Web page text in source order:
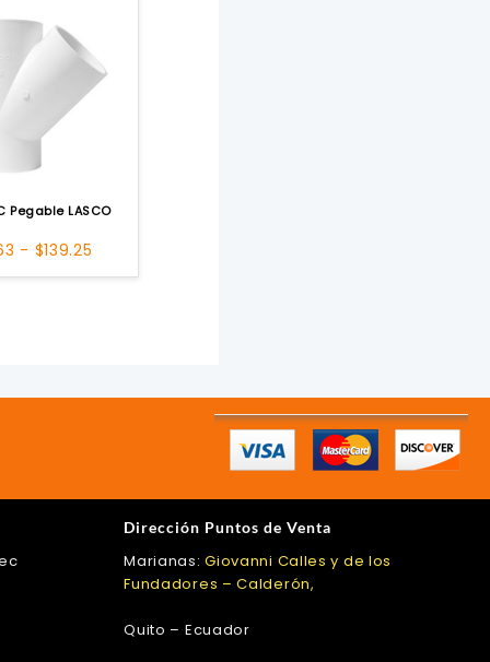
Pegable LASCO
- $139.25
de
Dirección Puntos de Venta
Marianas:Giovanni Calles y de los
Fundadores – Calderón,
Quito – Ecuador